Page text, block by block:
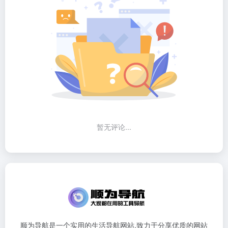
暂无评论...
顺为导航是一个实用的生活导航网站,致力于分享优质的网站